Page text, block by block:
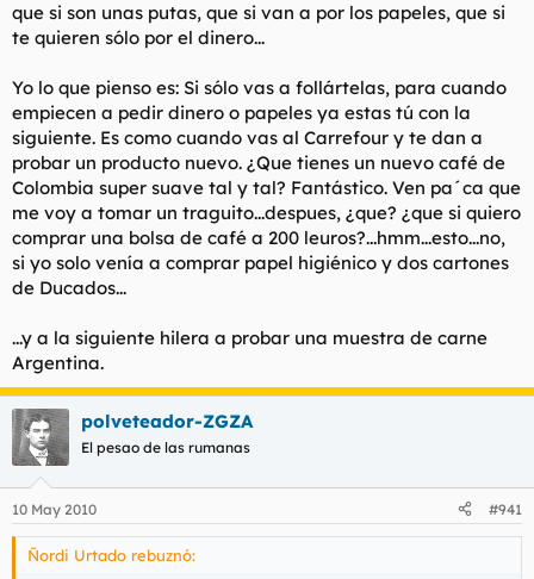
que si son unas putas, que si van a por los papeles, que si
te quieren sólo por el dinero...
Yo lo que pienso es: Si sólo vas a follártelas, para cuando
empiecen a pedir dinero o papeles ya estas tú con la
siguiente. Es como cuando vas al Carrefour y te dan a
probar un producto nuevo. ¿Que tienes un nuevo café de
Colombia super suave tal y tal? Fantástico. Ven pa´ca que
me voy a tomar un traguito...despues, ¿que? ¿que si quiero
comprar una bolsa de café a 200 leuros?...hmm...esto...no,
si yo solo venía a comprar papel higiénico y dos cartones
de Ducados...
...y a la siguiente hilera a probar una muestra de carne
Argentina.
polveteador-ZGZA
El pesao de las rumanas
10 May 2010 #941
Ñordi Urtado rebuznó: